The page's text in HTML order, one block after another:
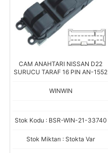
CAM ANAHTARI NISSAN D22
SURUCU TARAF 16 PIN AN-1552
WINWIN
Stok Kodu : BSR-WIN-21-33740
Stok Miktarı : Stokta Var